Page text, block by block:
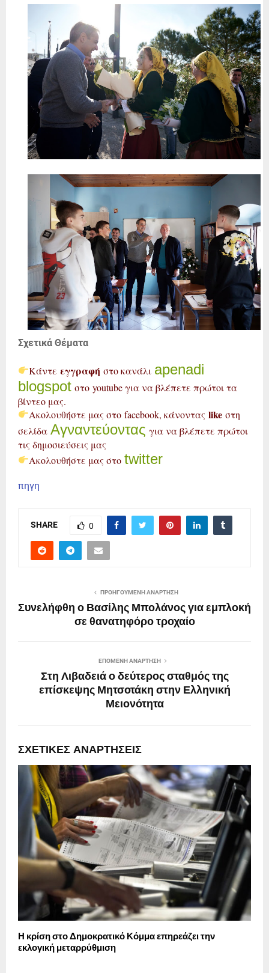
Σχετικά Θέματα
Κάντεεγγραφήστο κανάλι apenadi
blogspot στο youtube για να βλέπετε πρώτοι τα
βίντεο μας.
Ακολουθήστε μας στο facebook, κάνονταςlike στη
σελίδα Αγναντεύοντας για να βλέπετε πρώτοι
τις δημοσιεύσεις μας
Ακολουθήστε μας στοtwitter
πηγη
SHARE 0
ΠΡΟΗΓΟΎΜΕΝΗ ΑΝΆΡΤΗΣΗ
Συνελήφθη ο Βασίλης Μπολάνος για εμπλοκή
σε θανατηφόρο τροχαίο
ΕΠΌΜΕΝΗ ΑΝΆΡΤΗΣΗ
Στη Λιβαδειά ο δεύτερος σταθμός της
επίσκεψης Μητσοτάκη στην Ελληνική
Μειονότητα
ΣΧΕΤΙΚΈΣ ΑΝΑΡΤΉΣΕΙΣ
Η κρίση στο Δημοκρατικό Κόμμα επηρεάζει την
εκλογική μεταρρύθμιση